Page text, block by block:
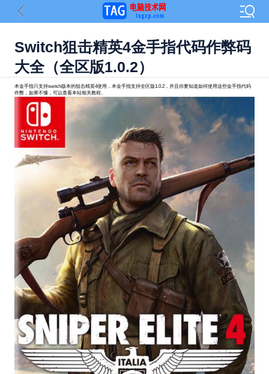
Switch狙击精英4金手指代码作弊码
大全（全区版1.0.2）
本金手指只支持switch版本的狙击精英4使用，本金手指支持全区版1.0.2，并且你要知道如何使用这些金手指代码
作弊，如果不懂，可以查看本站相关教程。